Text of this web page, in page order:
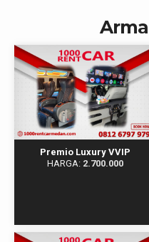
Premio Luxury VVIP
HARGA: 2.700.000